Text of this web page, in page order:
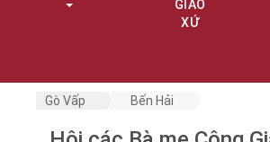
GIÁO
XỨ
Gò Vấp Bến Hải